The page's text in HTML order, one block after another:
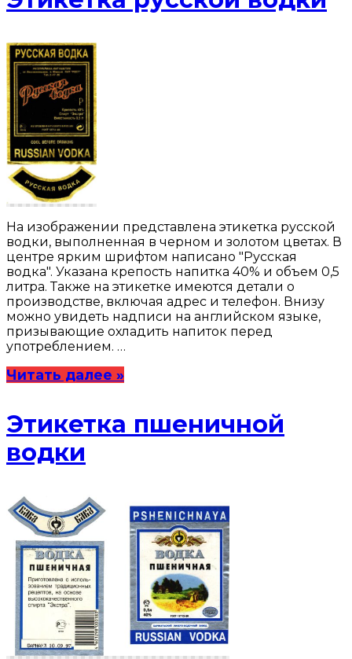
На изображении представлена этикетка русской
водки, выполненная в черном и золотом цветах. В
центре ярким шрифтом написано "Русская
водка". Указана крепость напитка 40% и объем 0,5
литра. Также на этикетке имеются детали о
производстве, включая адрес и телефон. Внизу
можно увидеть надписи на английском языке,
призывающие охладить напиток перед
употреблением. …
Читать далее »
Этикетка пшеничной
водки